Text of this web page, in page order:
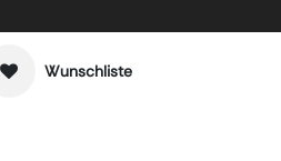
Wunschliste